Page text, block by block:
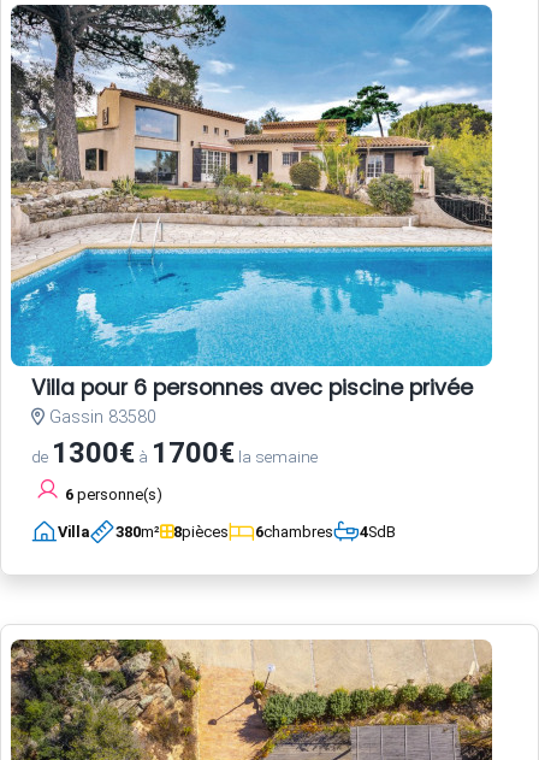
Villa pour 6 personnes avec piscine privée
Gassin 83580
de 1300€ à 1700€ la semaine
6 personne(s)
Villa 380m² 8pièces 6chambres 4SdB